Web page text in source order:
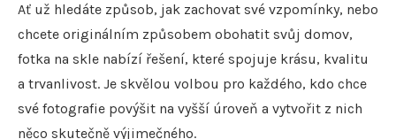
Ať už hledáte způsob, jak zachovat své vzpomínky, nebo
chcete originálním způsobem obohatit svůj domov,
fotka na skle nabízí řešení, které spojuje krásu, kvalitu
a trvanlivost. Je skvělou volbou pro každého, kdo chce
své fotografie povýšit na vyšší úroveň a vytvořit z nich
něco skutečně výjimečného.